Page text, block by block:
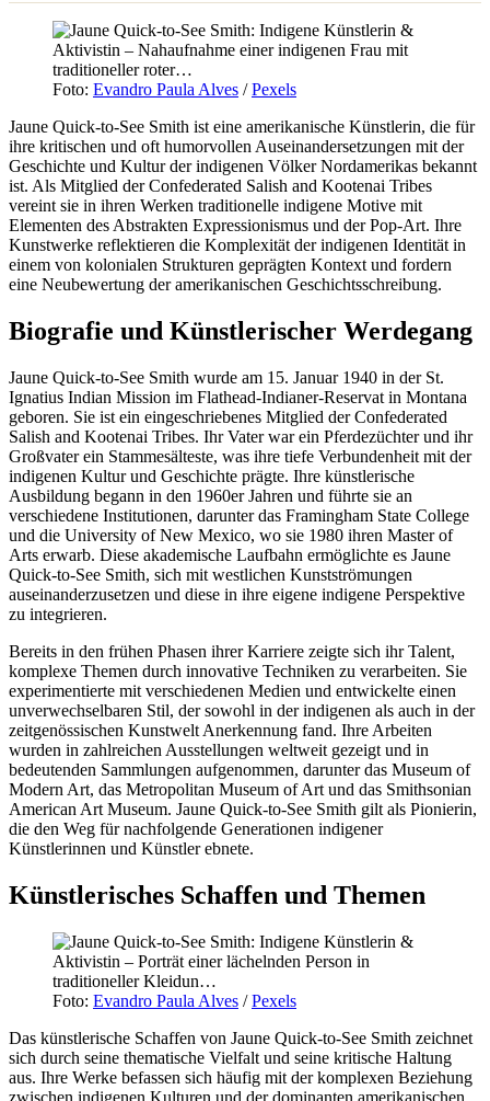
Foto: Evandro Paula Alves /Pexels
Jaune Quick-to-See Smith ist eine amerikanische Künstlerin, die für
ihre kritischen und oft humorvollen Auseinandersetzungen mit der
Geschichte und Kultur der indigenen Völker Nordamerikas bekannt
ist. Als Mitglied der Confederated Salish and Kootenai Tribes
vereint sie in ihren Werken traditionelle indigene Motive mit
Elementen des Abstrakten Expressionismus und der Pop-Art. Ihre
Kunstwerke reflektieren die Komplexität der indigenen Identität in
einem von kolonialen Strukturen geprägten Kontext und fordern
eine Neubewertung der amerikanischen Geschichtsschreibung.
Biografie und Künstlerischer Werdegang
Jaune Quick-to-See Smith wurde am 15. Januar 1940 in der St.
Ignatius Indian Mission im Flathead-Indianer-Reservat in Montana
geboren. Sie ist ein eingeschriebenes Mitglied der Confederated
Salish and Kootenai Tribes. Ihr Vater war ein Pferdezüchter und ihr
Großvater ein Stammesälteste, was ihre tiefe Verbundenheit mit der
indigenen Kultur und Geschichte prägte. Ihre künstlerische
Ausbildung begann in den 1960er Jahren und führte sie an
verschiedene Institutionen, darunter das Framingham State College
und die University of New Mexico, wo sie 1980 ihren Master of
Arts erwarb. Diese akademische Laufbahn ermöglichte es Jaune
Quick-to-See Smith, sich mit westlichen Kunstströmungen
auseinanderzusetzen und diese in ihre eigene indigene Perspektive
zu integrieren.
Bereits in den frühen Phasen ihrer Karriere zeigte sich ihr Talent,
komplexe Themen durch innovative Techniken zu verarbeiten. Sie
experimentierte mit verschiedenen Medien und entwickelte einen
unverwechselbaren Stil, der sowohl in der indigenen als auch in der
zeitgenössischen Kunstwelt Anerkennung fand. Ihre Arbeiten
wurden in zahlreichen Ausstellungen weltweit gezeigt und in
bedeutenden Sammlungen aufgenommen, darunter das Museum of
Modern Art, das Metropolitan Museum of Art und das Smithsonian
American Art Museum. Jaune Quick-to-See Smith gilt als Pionierin,
die den Weg für nachfolgende Generationen indigener
Künstlerinnen und Künstler ebnete.
Künstlerisches Schaffen und Themen
Foto: Evandro Paula Alves /Pexels
Das künstlerische Schaffen von Jaune Quick-to-See Smith zeichnet
sich durch seine thematische Vielfalt und seine kritische Haltung
aus. Ihre Werke befassen sich häufig mit der komplexen Beziehung
zwischen indigenen Kulturen und der dominanten amerikanischen